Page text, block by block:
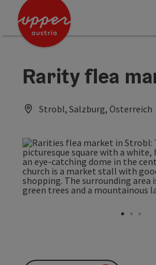
Accesskey
Accesskey
Rarity flea
Strobl, Salzburg, Österreich